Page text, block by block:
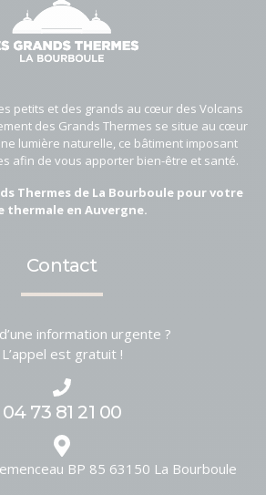
petits et des grands au cœur des Volcans
des Grands Thermes se situe au cœur
lumière naturelle, ce bâtiment imposant
afin de vous apporter bien-être et santé.
Thermes de La Bourboule pour votre
thermale en Auvergne.
Contact
information urgente ?
L’appel est gratuit !
04 73 81 21 00
BP 85 63150 La Bourboule